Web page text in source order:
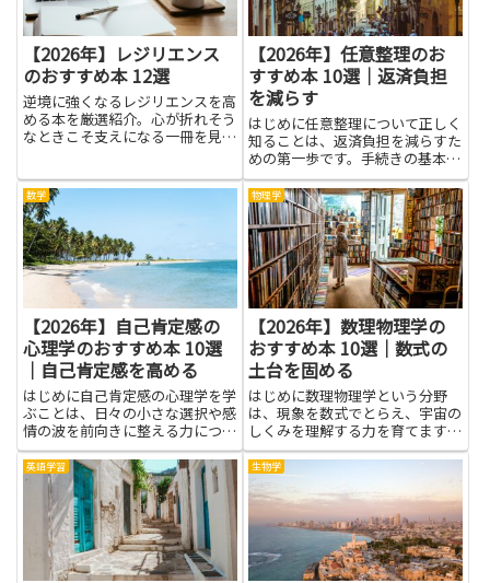
【2026年】レジリエンス
のおすすめ本 12選
逆境に強くなるレジリエンスを高
める本を厳選紹介。心が折れそう
なときこそ支えになる一冊を見つ
【2026年】任意整理のお
すすめ本 10選｜返済負担
を減らす
はじめに任意整理について正しく
知ることは、返済負担を減らすた
めの第一歩です。手続きの基本や
交渉の流れ、利息の扱いなどを本
で学べば、感情に流されずに冷静
な判断ができるようになります。
専門用語が整理され、弁護士や司
法書士に相談する際の準備や質
問...
数学
【2026年】自己肯定感の
心理学のおすすめ本 10選
｜自己肯定感を高める
はじめに自己肯定感の心理学を学
ぶことは、日々の小さな選択や感
情の波を前向きに整える力につな
がります。自分の価値をどう感じ
るかという視点を理解すると、他
人と比較して揺れ動く心を落ち着
かせやすくなり、困難な場面でも
自分の軸を見失いにくくなりま
物理学
【2026年】数理物理学の
おすすめ本 10選｜数式の
土台を固める
はじめに数理物理学という分野
は、現象を数式でとらえ、宇宙の
しくみを理解する力を育てます。
この記事では、数理物理学の考え
方を学ぶのに役立つ本を紹介しま
を分解して基本的な法則を組み立
てる力です。数式の土台を固める
英語学習 生物学